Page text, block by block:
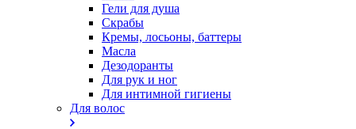
Гели для душа
Скрабы
Кремы, лосьоны, баттеры
Масла
Дезодоранты
Для рук и ног
Для интимной гигиены
Для волос